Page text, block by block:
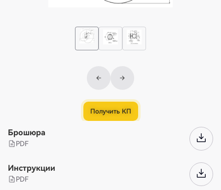
Получить КП
Брошюра
PDF
Инструкции
PDF